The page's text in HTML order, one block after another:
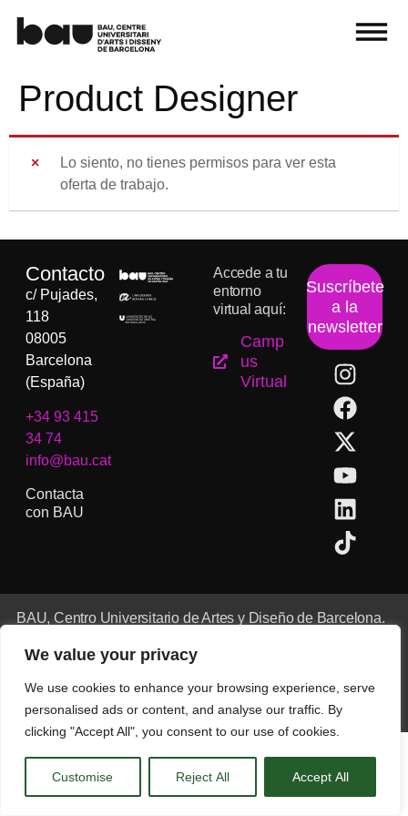
We value your privacy
We use cookies to enhance your browsing experience, serve
personalised ads or content, and analyse our traffic. By
clicking "Accept All", you consent to our use of cookies.
Customise Reject All Accept All
Product Designer
Lo siento, no tienes permisos para ver esta
oferta de trabajo.
Contacto
c/ Pujades,
118
08005
Barcelona
(España)
+34 93 415
34 74
info@bau.cat
Contacta
con BAU
Accede a tu
entorno
virtual aquí:
Camp
us
Virtual
Suscríbete
a la
newsletter
BAU, Centro Universitario de Artes y Diseño de Barcelona.
Aviso Legal
CA ES EN(IN)